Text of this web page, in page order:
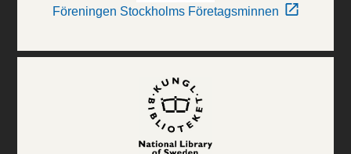
Föreningen Stockholms Företagsminnen